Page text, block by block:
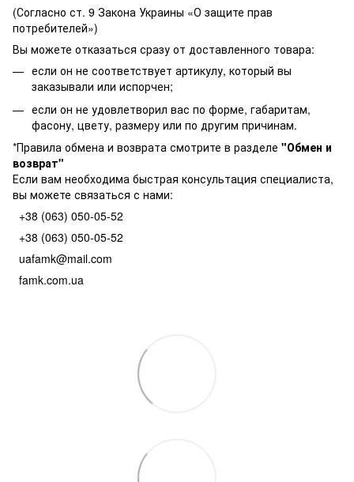
(Согласно ст. 9 Закона Украины «О защите прав
потребителей»)
Вы можете отказаться сразу от доставленного товара:
если он не соответствует артикулу, который вы
заказывали или испорчен;
если он не удовлетворил вас по форме, габаритам,
фасону, цвету, размеру или по другим причинам.
*Правила обмена и возврата смотрите в разделе "Обмен и
возврат"
Если вам необходима быстрая консультация специалиста,
вы можете связаться с нами:
+38 (063) 050-05-52
+38 (063) 050-05-52
uafamk@mail.com
famk.com.ua